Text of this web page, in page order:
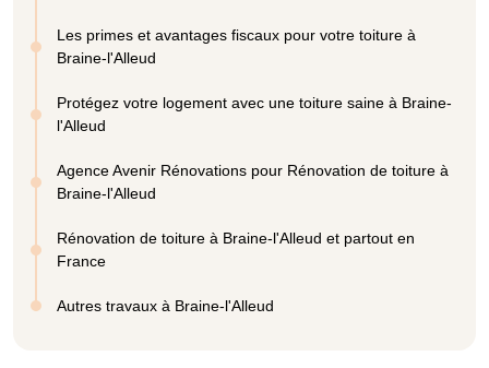
Les primes et avantages fiscaux pour votre toiture à
Braine-l'Alleud
Protégez votre logement avec une toiture saine à Braine-
l'Alleud
Agence Avenir Rénovations pour Rénovation de toiture à
Braine-l'Alleud
Rénovation de toiture à Braine-l'Alleud et partout en
France
Autres travaux à Braine-l'Alleud